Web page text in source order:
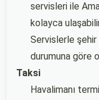
servisleri ile
kolayca
Servislerle
durumuna göre
Taksi
Havalimanı